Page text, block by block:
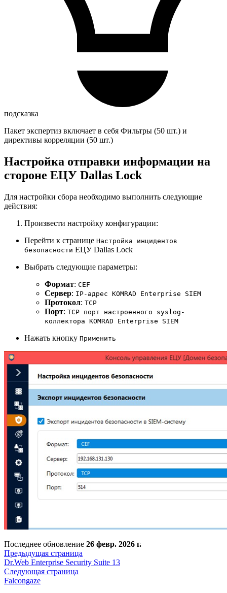
подсказка
Пакет экспертиз включает в себя Фильтры (50 шт.) и
директивы корреляции (50 шт.)
Настройка отправки информации на
стороне ЕЦУ Dallas Lock
Для настройки сбора необходимо выполнить следующие
действия:
Произвести настройку конфигурации:
Перейти к странице Настройка инцидентов
безопасности ЕЦУ Dallas Lock
Выбрать следующие параметры:
Формат: CEF
Сервер: IP-адрес KOMRAD Enterprise SIEM
Протокол: TCP
Порт: TCP порт настроенного syslog-
коллектора KOMRAD Enterprise SIEM
Нажать кнопку Применить
Последнее обновление 26 февр. 2026 г.
Предыдущая страница
Dr.Web Enterprise Security Suite 13
Следующая страница
Falcongaze